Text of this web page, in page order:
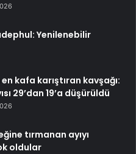
Yenilenebilir
kafa karıştıran kavşağı:
29’dan 19’a düşürüldü
tırmanan ayıyı
oldular